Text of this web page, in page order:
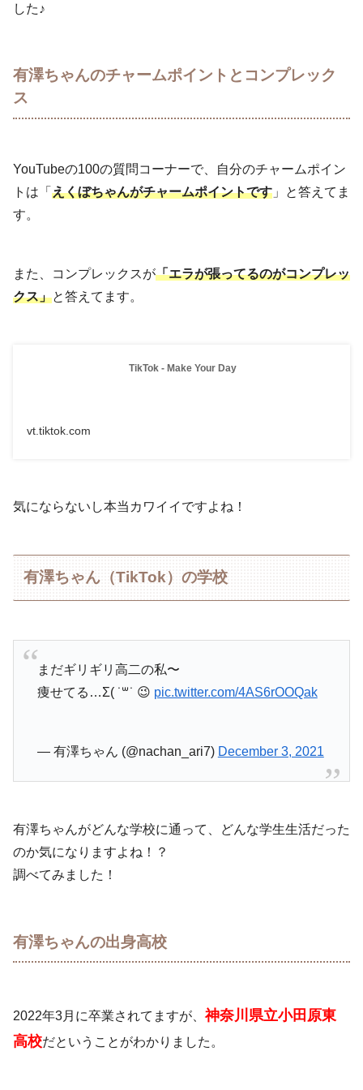
した♪
有澤ちゃんのチャームポイントとコンプレック
ス
YouTubeの100の質問コーナーで、自分のチャームポイン
トは「 えくぼちゃんがチャームポイントです 」と答えてま
す。
また、コンプレックスが「エラが張ってるのがコンプレッ
クス」と答えてます。
TikTok - Make Your Day
vt.tiktok.com
気にならないし本当カワイイですよね！
有澤ちゃん（TikTok）の学校
まだギリギリ高二の私〜
痩せてる…Σ( ˙꒳​˙ 😉 pic.twitter.com/4AS6rOOQak
— 有澤ちゃん (@nachan_ari7) December 3, 2021
有澤ちゃんがどんな学校に通って、どんな学生生活だった
のか気になりますよね！？
調べてみました！
有澤ちゃんの出身高校
2022年3月に卒業されてますが、 神奈川県立小田原東
高校だということがわかりました。